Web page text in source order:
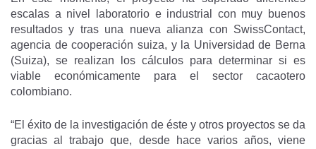
escalas a nivel laboratorio e industrial con muy buenos
resultados y tras una nueva alianza con SwissContact,
agencia de cooperación suiza, y la Universidad de Berna
(Suiza), se realizan los cálculos para determinar si es
viable económicamente para el sector cacaotero
colombiano.
“El éxito de la investigación de éste y otros proyectos se da
gracias al trabajo que, desde hace varios años, viene